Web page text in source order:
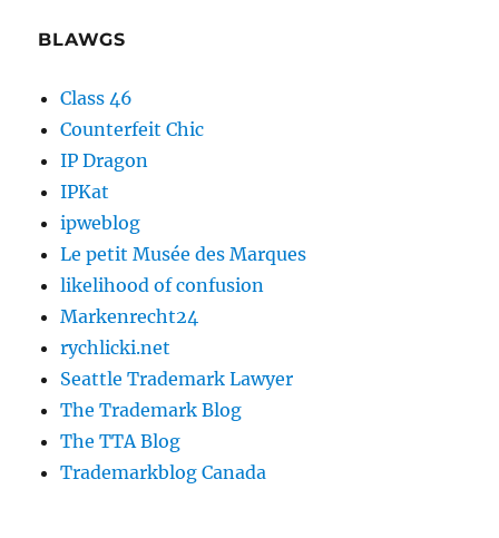
BLAWGS
Class 46
Counterfeit Chic
IP Dragon
IPKat
ipweblog
Le petit Musée des Marques
likelihood of confusion
Markenrecht24
rychlicki.net
Seattle Trademark Lawyer
The Trademark Blog
The TTA Blog
Trademarkblog Canada